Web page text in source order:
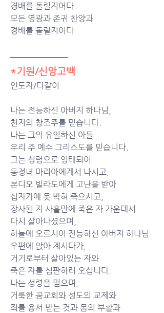
경배를 돌릴지어다
모든 영광과 존귀 찬양과
경배를 돌릴지어다
*기원/신앙고백
인도자/다같이
나는 전능하신 아버지 하나님,
천지의 창조주를 믿습니다.
나는 그의 유일하신 아들
우리 주 예수 그리스도를 믿습니다.
그는 성령으로 잉태되어
동정녀 마리아에게서 나시고,
본디오 빌라도에게 고난을 받아
십자가에 못 박혀 죽으시고,
장사된 지 사흘만에 죽은 자 가운데서
다시 살아나셨으며,
하늘에 오르시어 전능하신 아버지 하나님
우편에 앉아 계시다가,
거기로부터 살아있는 자와
죽은 자를 심판하러 오십니다.
나는 성령을 믿으며,
거룩한 공교회와 성도의 교제와
죄를 용서 받는 것과 몸의 부활과